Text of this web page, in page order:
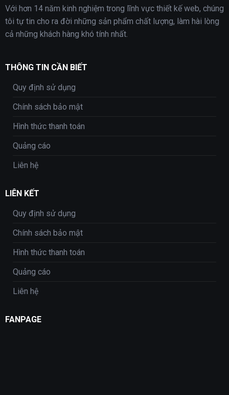
Với hơn 14 năm kinh nghiệm trong lĩnh vực thiết kế web, chúng
tôi tự tin cho ra đời những sản phẩm chất lượng, làm hài lòng
cả những khách hàng khó tính nhất.
THÔNG TIN CẦN BIẾT
Quy định sử dụng
Chính sách bảo mật
Hình thức thanh toán
Quảng cáo
Liên hệ
LIÊN KẾT
Quy định sử dụng
Chính sách bảo mật
Hình thức thanh toán
Quảng cáo
Liên hệ
FANPAGE